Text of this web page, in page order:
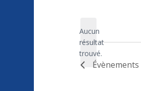
Notice
Aucun
résultat
trouvé.
Évènements